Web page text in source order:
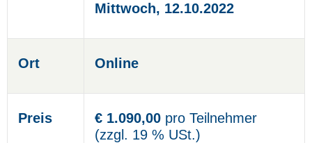
Mittwoch, 12.10.2022
Ort Online
Preis € 1.090,00 pro Teilnehmer
(zzgl. 19 % USt.)